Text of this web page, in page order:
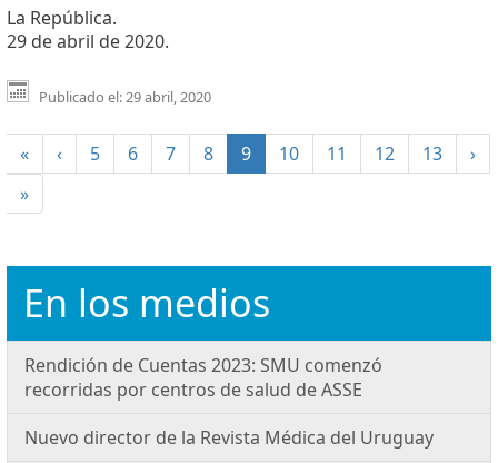
La República.
29 de abril de 2020.
Publicado el: 29 abril, 2020
« ‹ 5 6 7 8 9(current)
10 11 12 13
›
»
En los medios
Rendición de Cuentas 2023: SMU comenzó
recorridas por centros de salud de ASSE
Nuevo director de la Revista Médica del Uruguay